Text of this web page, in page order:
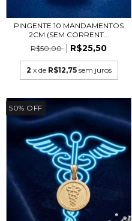
PINGENTE 10 MANDAMENTOS
2CM (SEM CORRENT...
R$50,00
R$25,50
2 x de R$12,75 sem juros
50% OFF